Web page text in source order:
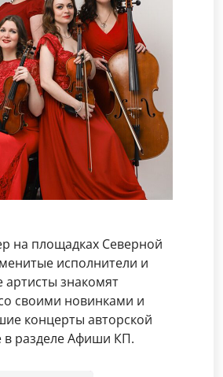
на площадках Северной
исполнители и
знакомят
своими новинками и
концерты авторской
в разделе Афиши КП.